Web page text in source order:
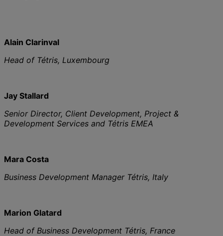
Alain Clarinval
Head of Tétris, Luxembourg
Jay Stallard
Senior Director, Client Development, Project &
Development Services and Tétris EMEA
Mara Costa
Business Development Manager Tétris, Italy
Marion Glatard
Head of Business Development Tétris, France